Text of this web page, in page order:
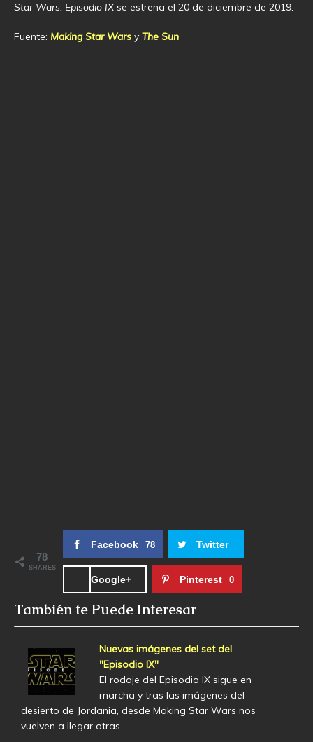
Star Wars: Episodio IX se estrena el 20 de diciembre de 2019.
Fuente: Making Star Wars y The Sun
78
SHARES
Facebook 78 Twitter
Google+ Pinterest 0
También te Puede Interesar
Nuevas imágenes del set del
"Episodio IX"
El rodaje del Episodio IX sigue en
marcha y tras las imágenes del
desierto de Jordania, desde Making Star Wars nos
vuelven a llegar otras…